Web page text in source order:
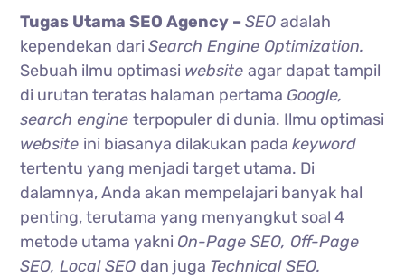
Tugas Utama SEO Agency –SEOadalah
kependekan dariSearch Engine Optimization.
Sebuah ilmu optimasi websiteagar dapat tampil
di urutan teratas halaman pertama Google,
search engineterpopuler di dunia. Ilmu optimasi
website ini biasanya dilakukan padakeyword
tertentu yang menjadi target utama. Di
dalamnya, Anda akan mempelajari banyak hal
penting, terutama yang menyangkut soal 4
metode utama yakni On-Page SEO, Off-Page
SEO, Local SEO dan juga Technical SEO.